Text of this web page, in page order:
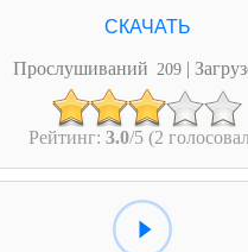
Прослушиваний 209 |
Рейтинг: 3.0/5 (2